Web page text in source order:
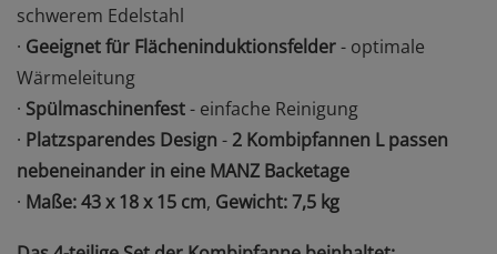
schwerem Edelstahl
· Geeignet für Flächeninduktionsfelder- optimale
Wärmeleitung
· Spülmaschinenfest- einfache Reinigung
· Platzsparendes Design - 2 Kombipfannen L passen
nebeneinander in eine MANZ Backetage
· Maße:43 x 18 x 15 cm, Gewicht: 7,5 kg